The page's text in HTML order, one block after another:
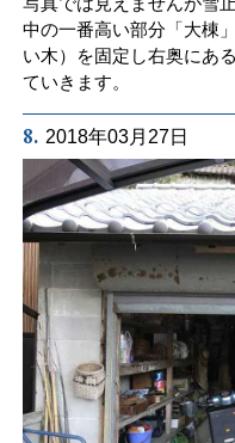
中の一番高い部分「大棟
い木）を固定し右奥にあ
ていきます。
8. 2018年03月27日